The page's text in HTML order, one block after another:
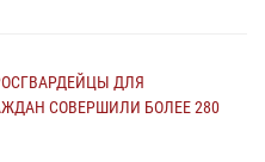
ДЛЯ
СОВЕРШИЛИ БОЛЕЕ 280